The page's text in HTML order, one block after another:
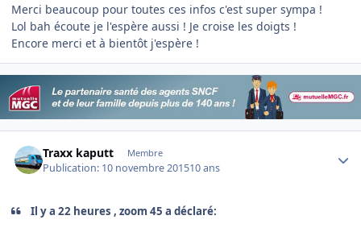
Merci beaucoup pour toutes ces infos c'est super sympa !
Lol bah écoute je l'espère aussi ! Je croise les doigts !
Encore merci et à bientôt j'espère !
Traxx kaputt Membre
Publication: 10 novembre 201510 ans
Il y a 22 heures , zoom 45 a déclaré: